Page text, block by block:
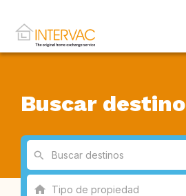
Buscar destino